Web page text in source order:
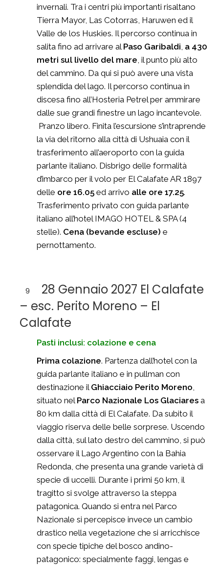
invernali. Tra i centri più importanti risaltano
Tierra Mayor, Las Cotorras, Haruwen ed il
Valle de los Huskies. Il percorso continua in
salita fino ad arrivare al Paso Garibaldi, a 430
metri sul livello del mare, il punto più alto
del cammino. Da qui si può avere una vista
splendida del lago. Il percorso continua in
discesa fino all’Hosteria Petrel per ammirare
dalle sue grandi finestre un lago incantevole.
Pranzo libero. Finita l’escursione s’intraprende
la via del ritorno alla città di Ushuaia con il
trasferimento all’aeroporto con la guida
parlante italiano. Disbrigo delle formalità
d’imbarco per il volo per El Calafate AR 1897
delle ore 16.05 ed arrivo alle ore 17.25.
Trasferimento privato con guida parlante
italiano all’hotel IMAGO HOTEL & SPA (4
stelle). Cena (bevande escluse) e
pernottamento.
9
28 Gennaio 2027 El Calafate
– esc. Perito Moreno – El
Calafate
Pasti inclusi: colazione e cena
Prima colazione. Partenza dall’hotel con la
guida parlante italiano e in pullman con
destinazione il Ghiacciaio Perito Moreno,
situato nel Parco Nazionale Los Glaciares a
80 km dalla città di El Calafate. Da subito il
viaggio riserva delle belle sorprese. Uscendo
dalla città, sul lato destro del cammino, si può
osservare il Lago Argentino con la Bahia
Redonda, che presenta una grande varietà di
specie di uccelli. Durante i primi 50 km, il
tragitto si svolge attraverso la steppa
patagonica. Quando si entra nel Parco
Nazionale si percepisce invece un cambio
drastico nella vegetazione che si arricchisce
con specie tipiche del bosco andino-
patagonico: specialmente faggi, lengas e